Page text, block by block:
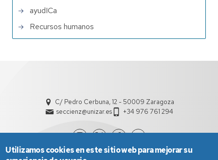
ayudICa
Recursos humanos
C/ Pedro Cerbuna, 12 - 50009 Zaragoza
seccienz@unizar.es
+34 976 761 294
Utilizamos cookies en este sitio web para mejorar su